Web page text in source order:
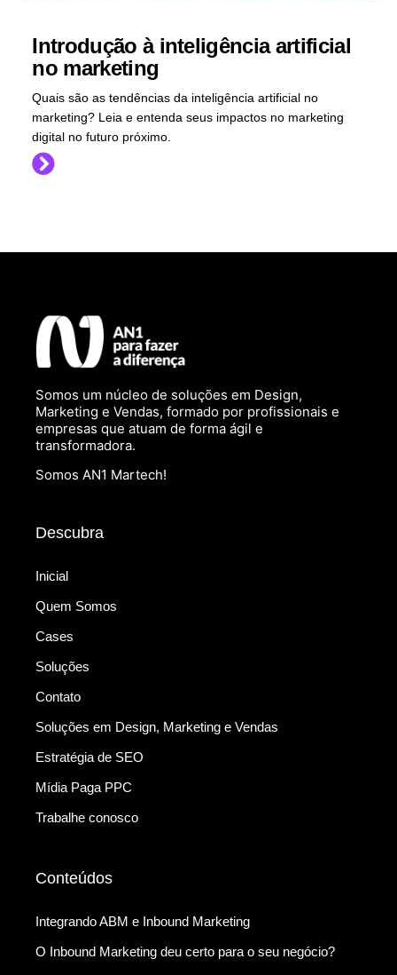
Introdução à inteligência artificial
no marketing
Quais são as tendências da inteligência artificial no
marketing? Leia e entenda seus impactos no marketing
digital no futuro próximo.
Somos um núcleo de soluções em Design,
Marketing e Vendas, formado por profissionais e
empresas que atuam de forma ágil e
transformadora.
Somos AN1 Martech!
Descubra
Inicial
Quem Somos
Cases
Soluções
Contato
Soluções em Design, Marketing e Vendas
Estratégia de SEO
Mídia Paga PPC
Trabalhe conosco
Conteúdos
Integrando ABM e Inbound Marketing
O Inbound Marketing deu certo para o seu negócio?